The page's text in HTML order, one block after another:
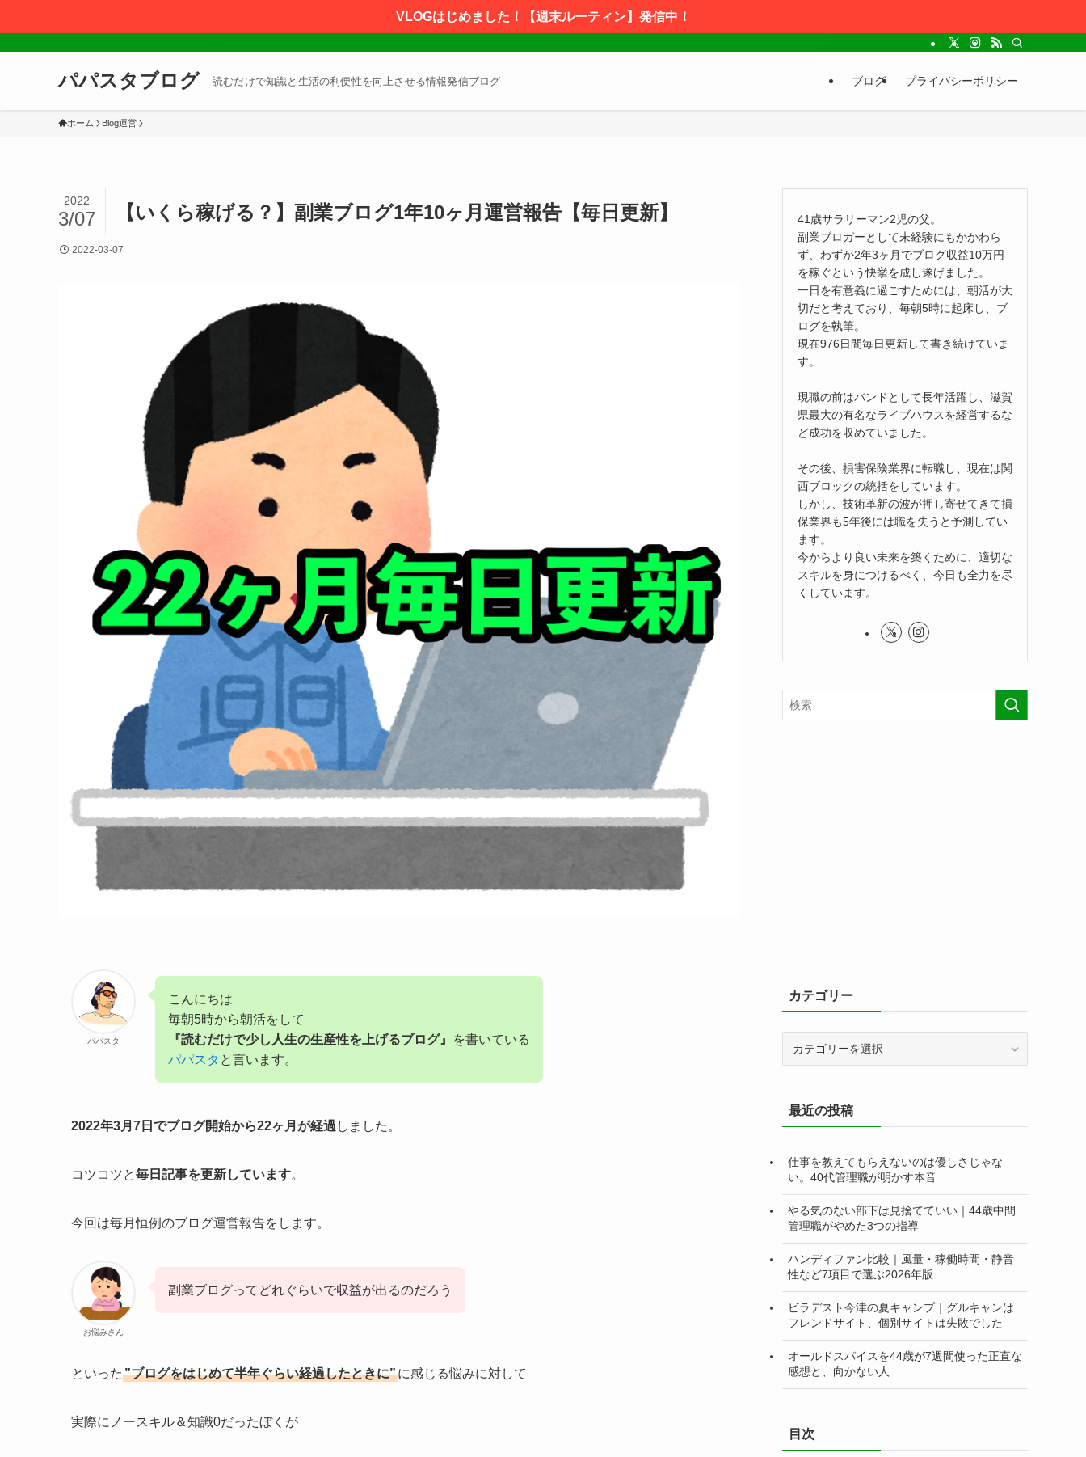
VLOGはじめました！【週末ルーティン】発信中！
パパスタブログ 読むだけで知識と生活の利便性を向上させる情報発信ブログ ブログ プライバシーポリシー
ホーム Blog運営
【いくら稼げる？】副業ブログ1年10ヶ月運営報告【毎日更新】
2022
3/07
2022-03-07
パパスタ
こんにちは
毎朝5時から朝活をして
『読むだけで少し人生の生産性を上げるブログ』
を書いている
パパスタ と言います。
2022年3月7日でブログ開始から22ヶ月が経過 しました。
コツコツと毎日記事を更新しています。
今回は毎月恒例のブログ運営報告をします。
お悩みさん
副業ブログってどれぐらいで収益が出るのだろう
といった ”ブログをはじめて半年ぐらい経過したときに”に感じる悩みに対して
実際にノースキル＆知識0だったぼくが
41歳サラリーマン2児の父。
副業ブロガーとして未経験にもかかわら
ず、わずか2年3ヶ月でブログ収益10万円
を稼ぐという快挙を成し遂げました。
一日を有意義に過ごすためには、朝活が大
切だと考えており、毎朝5時に起床し、ブ
ログを執筆。
現在976日間毎日更新して書き続けていま
す。
現職の前はバンドとして長年活躍し、滋賀
県最大の有名なライブハウスを経営するな
ど成功を収めていました。
その後、損害保険業界に転職し、現在は関
西ブロックの統括をしています。
しかし、技術革新の波が押し寄せてきて損
保業界も5年後には職を失うと予測してい
ます。
今からより良い未来を築くために、適切な
スキルを身につけるべく、今日も全力を尽
くしています。
カテゴリー
ー最近の投稿
仕事を教えてもらえないのは優しさじゃな
い。40代管理職が明かす本音
やる気のない部下は見捨てていい｜44歳中間
管理職がやめた3つの指導
ハンディファン比較｜風量・稼働時間・静音
性など7項目で選ぶ2026年版
ビラデスト今津の夏キャンプ｜グルキャンは
フレンドサイト、個別サイトは失敗でした
オールドスパイスを44歳が7週間使った正直な
感想と、向かない人
目次